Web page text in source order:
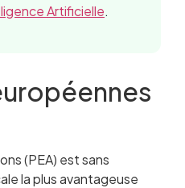
Artificielle.
(PEA) est sans
la plus avantageuse